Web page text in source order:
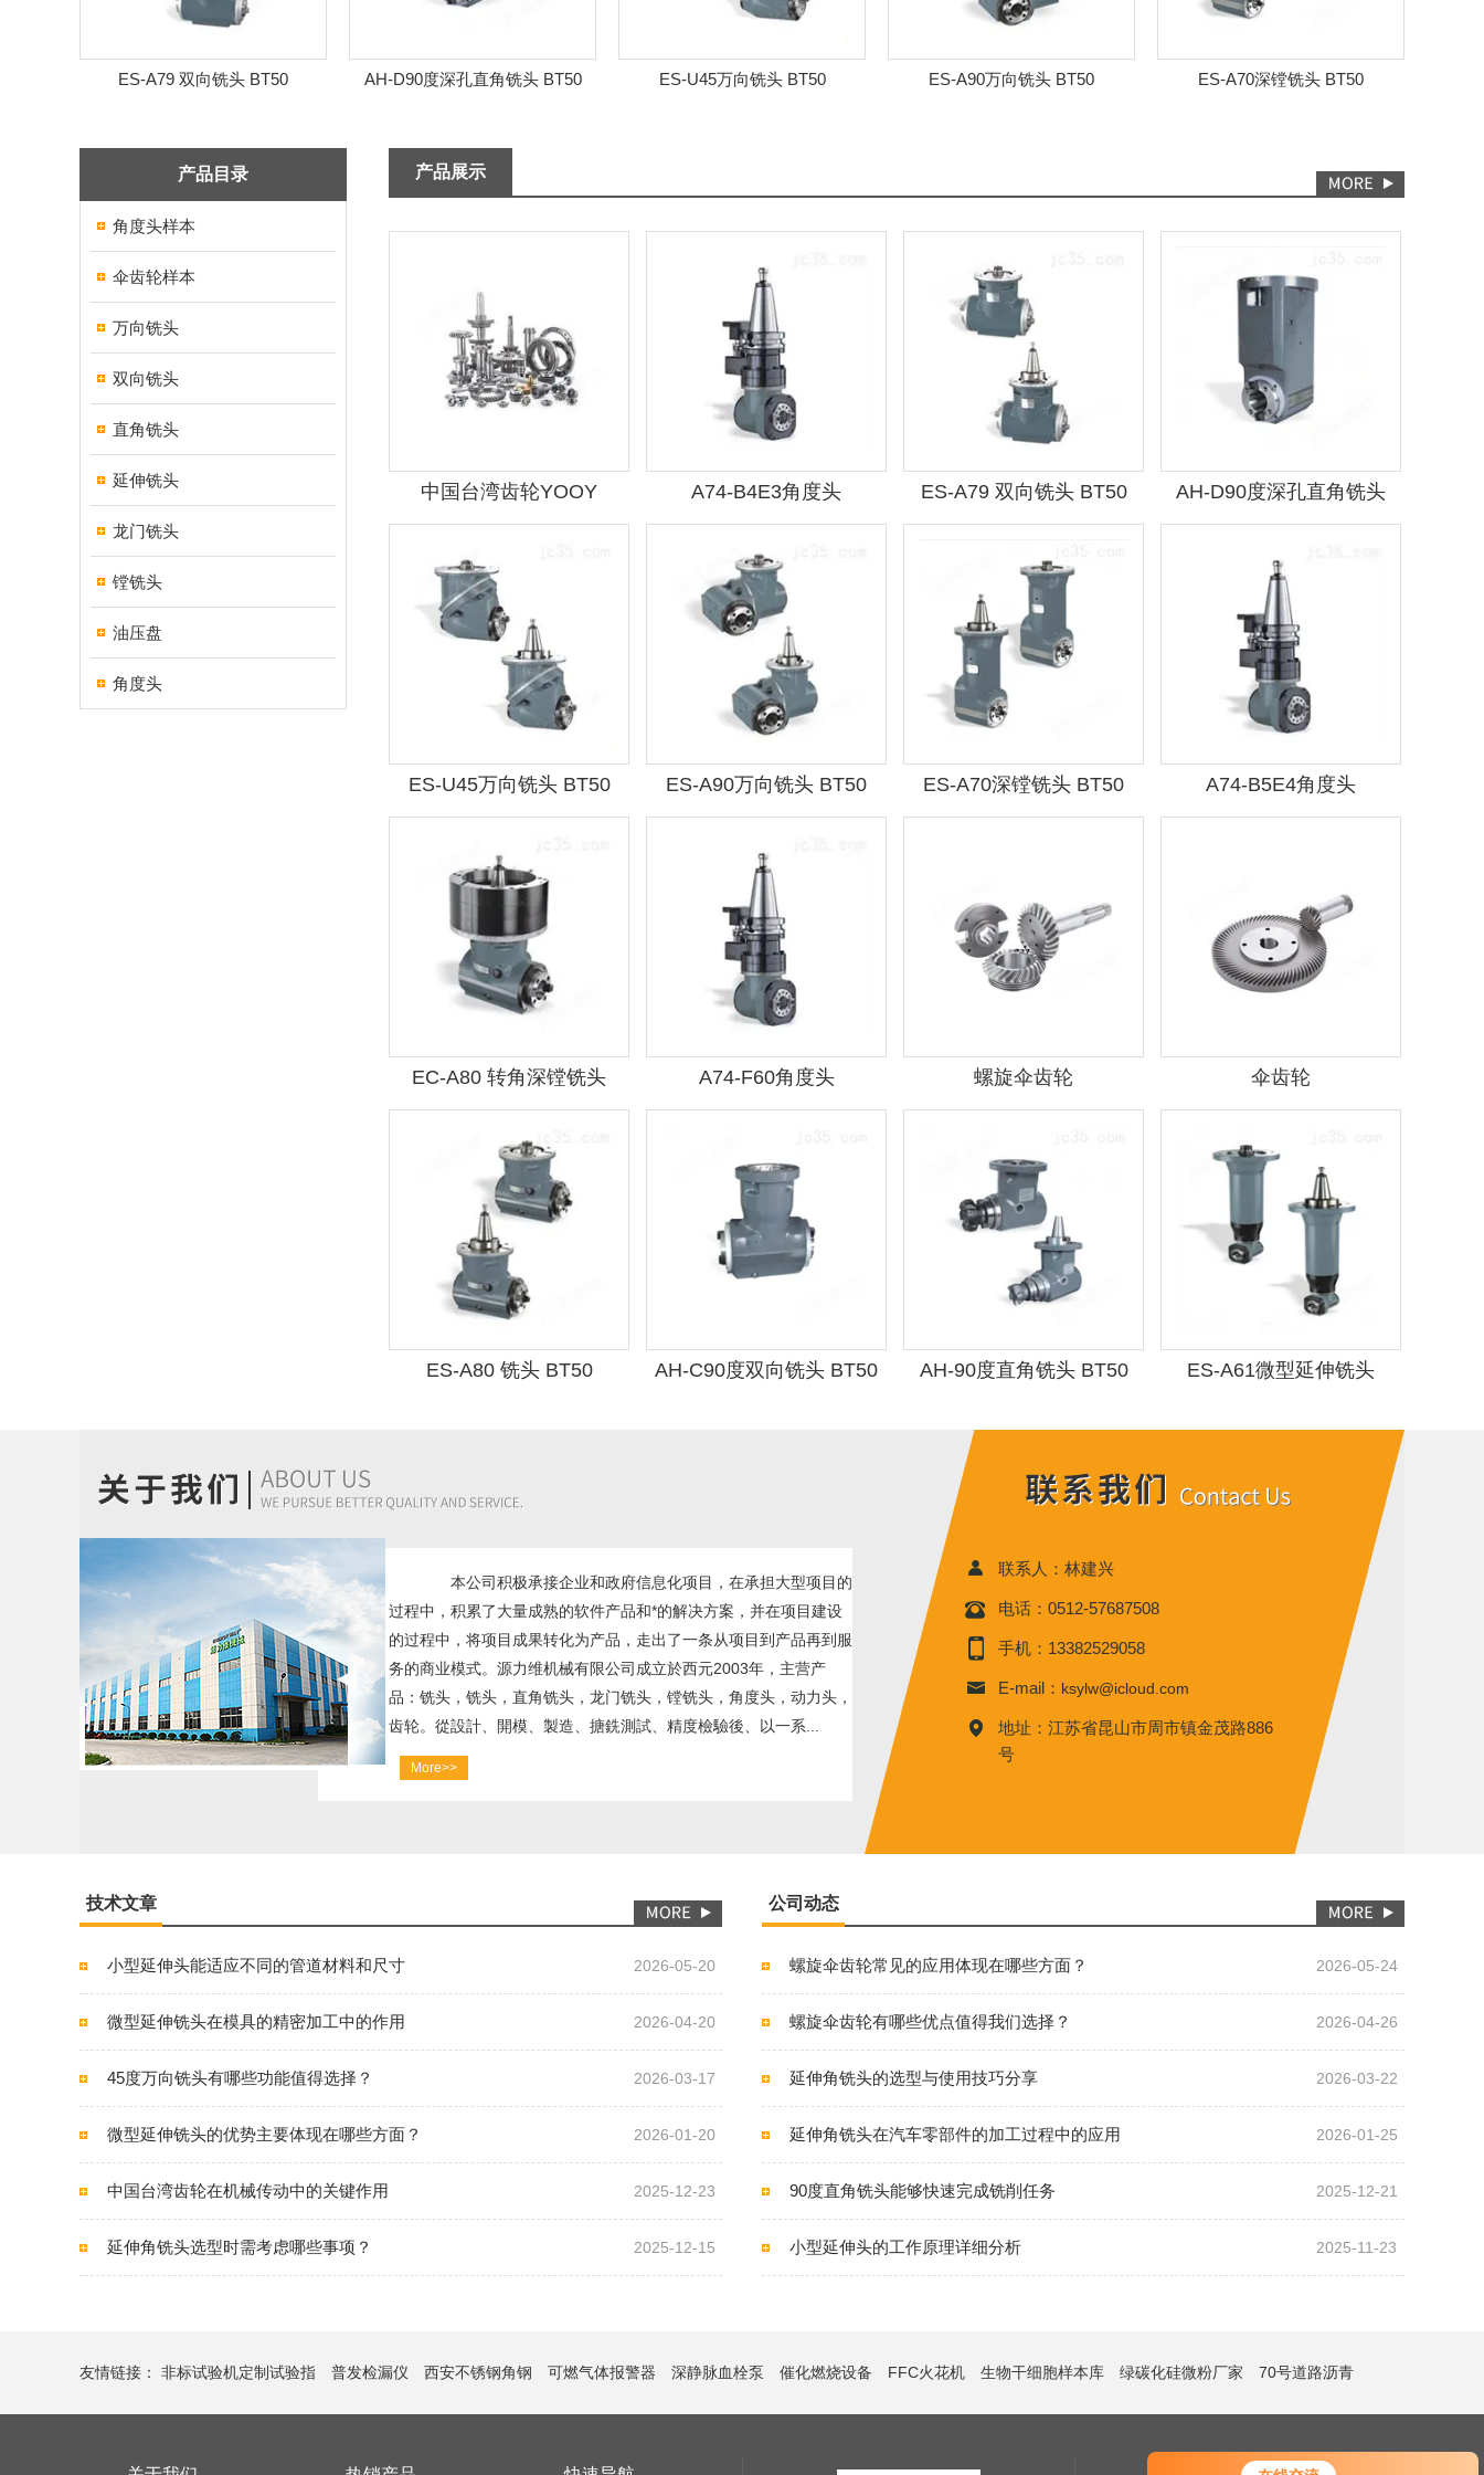
AH-D90度深孔直角铣头 BT50 ES-U45万向铣头 BT50 ES-A90万向铣头 BT50 ES-A70深镗铣头 BT50 A74-B5E4角度头
产品目录
角度头样本
伞齿轮样本
万向铣头
双向铣头
直角铣头
延伸铣头
龙门铣头
镗铣头
油压盘
角度头
产品展示
中国台湾齿轮YOOY A74-B4E3角度头 ES-A79 双向铣头 BT50
AH-D90度深孔直角铣头
BT50
ES-U45万向铣头 BT50 ES-A90万向铣头 BT50 ES-A70深镗铣头 BT50 A74-B5E4角度头
EC-A80 转角深镗铣头
BT50
A74-F60角度头 螺旋伞齿轮 伞齿轮
ES-A80 铣头 BT50 AH-C90度双向铣头 BT50 AH-90度直角铣头 BT50
ES-A61微型延伸铣头
本公司积极承接企业和政府信息化项目，在承担大型项目的
过程中，积累了大量成熟的软件产品和*的解决方案，并在项目建设
的过程中，将项目成果转化为产品，走出了一条从项目到产品再到服
务的商业模式。源力维机械有限公司成立於西元2003年，主营产
品：铣头，铣头，直角铣头，龙门铣头，镗铣头，角度头，动力头，
齿轮。從設計、開模、製造、搪銑測試、精度檢驗後、以一系...
More>>
联系人：林建兴
电话：0512-57687508
手机：13382529058
E-mail： ksylw@icloud.com
地址：江苏省昆山市周市镇金茂路886
号
技术文章
小型延伸头能适应不同的管道材料和尺寸 2026-05-20
微型延伸铣头在模具的精密加工中的作用 2026-04-20
45度万向铣头有哪些功能值得选择？ 2026-03-17
微型延伸铣头的优势主要体现在哪些方面？ 2026-01-20
中国台湾齿轮在机械传动中的关键作用 2025-12-23
延伸角铣头选型时需考虑哪些事项？ 2025-12-15
公司动态
螺旋伞齿轮常见的应用体现在哪些方面？ 2026-05-24
螺旋伞齿轮有哪些优点值得我们选择？ 2026-04-26
延伸角铣头的选型与使用技巧分享 2026-03-22
延伸角铣头在汽车零部件的加工过程中的应用 2026-01-25
90度直角铣头能够快速完成铣削任务 2025-12-21
小型延伸头的工作原理详细分析 2025-11-23
友情链接： 非标试验机定制试验指 普发检漏仪 西安不锈钢角钢 可燃气体报警器 深静脉血栓泵 催化燃烧设备 FFC火花机 生物干细胞样本库 绿碳化硅微粉厂家 70号道路沥青